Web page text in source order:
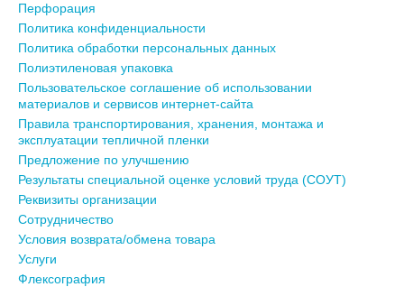
Перфорация
Политика конфиденциальности
Политика обработки персональных данных
Полиэтиленовая упаковка
Пользовательское соглашение об использовании
материалов и сервисов интернет-сайта
Правила транспортирования, хранения, монтажа и
эксплуатации тепличной пленки
Предложение по улучшению
Результаты специальной оценке условий труда (СОУТ)
Реквизиты организации
Сотрудничество
Условия возврата/обмена товара
Услуги
Флексография